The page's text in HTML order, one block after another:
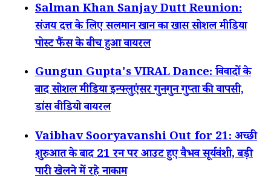
Salman Khan Sanjay Dutt Reunion:
संजय दत्त के लिए सलमान खान का खास सोशल मीडिया
पोस्ट फैंस के बीच हुआ वायरल
Gungun Gupta's VIRAL Dance: विवादों के
बाद सोशल मीडिया इन्फ्लुएंसर गुनगुन गुप्ता की वापसी,
डांस वीडियो वायरल
Vaibhav Sooryavanshi Out for 21: अच्छी
शुरुआत के बाद 21 रन पर आउट हुए वैभव सूर्यवंशी, बड़ी
पारी खेलने में रहे नाकाम